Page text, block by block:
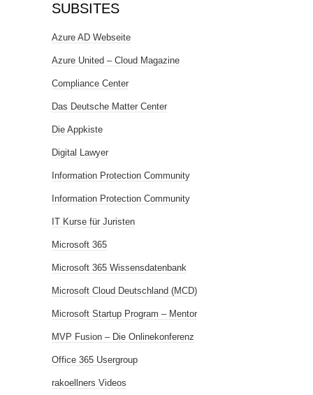
SUBSITES
Azure AD Webseite
Azure United – Cloud Magazine
Compliance Center
Das Deutsche Matter Center
Die Appkiste
Digital Lawyer
Information Protection Community
Information Protection Community
IT Kurse für Juristen
Microsoft 365
Microsoft 365 Wissensdatenbank
Microsoft Cloud Deutschland (MCD)
Microsoft Startup Program – Mentor
MVP Fusion – Die Onlinekonferenz
Office 365 Usergroup
rakoellners Videos